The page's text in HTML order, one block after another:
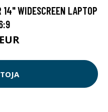
WIDESCREEN LAPTOP